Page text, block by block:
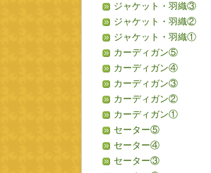
ジャケット・羽織③
ジャケット・羽織②
ジャケット・羽織①
カーディガン⑤
カーディガン④
カーディガン③
カーディガン②
カーディガン①
セーター⑤
セーター④
セーター③